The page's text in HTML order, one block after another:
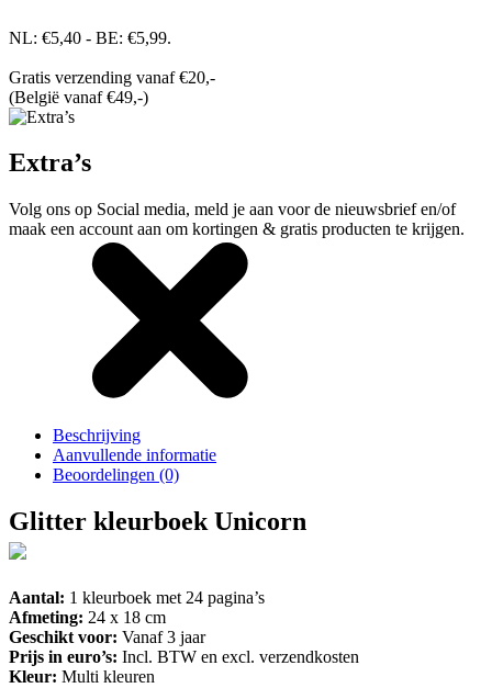
NL: €5,40 - BE: €5,99.
Gratis verzending vanaf €20,-
(België vanaf €49,-)
Extra’s
Volg ons op Social media, meld je aan voor de nieuwsbrief en/of
maak een account aan om kortingen & gratis producten te krijgen.
Beschrijving
Aanvullende informatie
Beoordelingen (0)
Glitter kleurboek Unicorn
Aantal: 1 kleurboek met 24 pagina’s
Afmeting: 24 x 18 cm
Geschikt voor: Vanaf 3 jaar
Prijs in euro’s: Incl. BTW en excl. verzendkosten
Kleur: Multi kleuren